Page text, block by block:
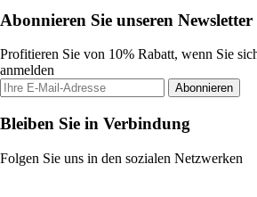
Abonnieren Sie unseren Newsletter
Profitieren Sie von 10% Rabatt, wenn Sie
anmelden
Abonnieren
Bleiben Sie in Verbindung
Folgen Sie uns in den sozialen Netzwerken